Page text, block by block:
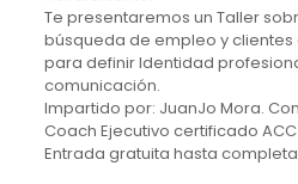
Te presentaremos un Taller
búsqueda de empleo y
para definir Identidad
comunicación.
Impartido por: JuanJo Mora.
Coach Ejecutivo certificado ACC
Entrada gratuita hasta